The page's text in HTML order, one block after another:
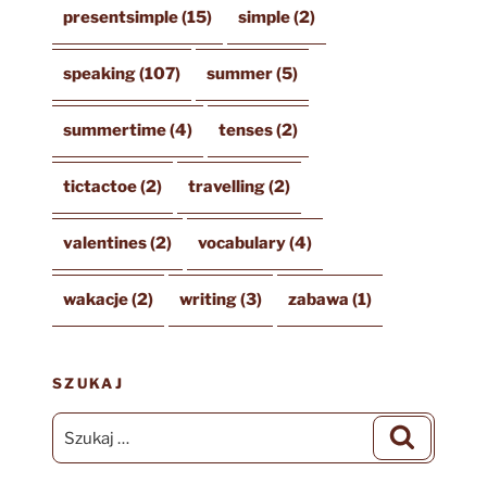
presentsimple(15) simple(2)
speaking(107) summer(5)
summertime(4) tenses(2)
tictactoe(2) travelling(2)
valentines(2) vocabulary(4)
wakacje(2) writing(3) zabawa (1)
SZUKAJ
Szukaj: